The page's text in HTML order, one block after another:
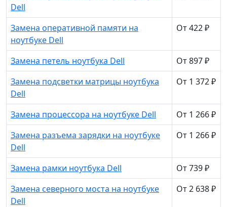
Dell
Замена оперативной памяти на
ноутбуке Dell
От 422 ₽
Замена петель ноутбука Dell
От 897 ₽
Замена подсветки матрицы ноутбука
Dell
От 1 372 ₽
Замена процессора на ноутбуке Dell
От 1 266 ₽
Замена разъема зарядки на ноутбуке
Dell
От 1 266 ₽
Замена рамки ноутбука Dell
От 739 ₽
Замена северного моста на ноутбуке
Dell
От 2 638 ₽